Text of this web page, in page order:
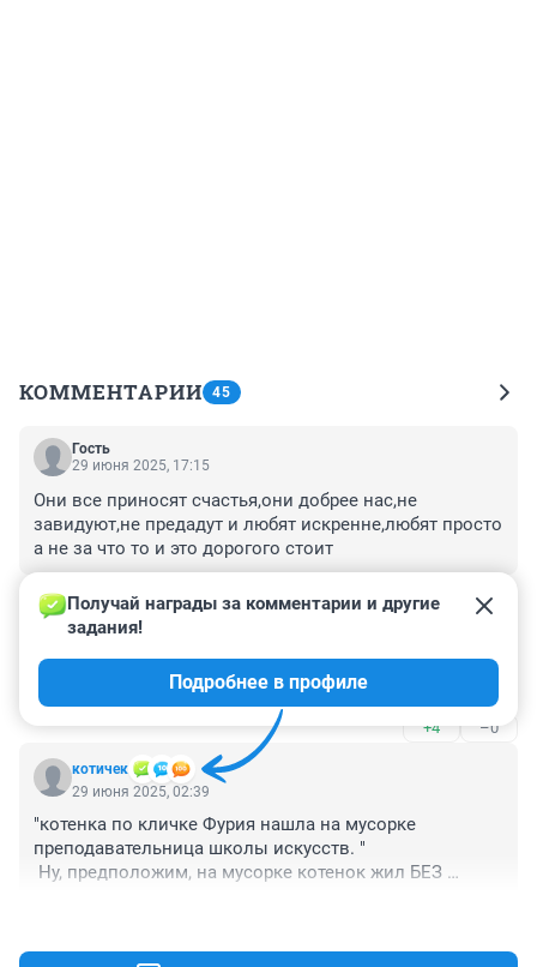
КОММЕНТАРИИ 45
Гость
29 июня 2025, 17:15
Они все приносят счастья,они добрее нас,не
завидуют,не предадут и любят искренне,любят просто
а не за что то и это дорогого стоит
Гость
Трехцветная, приносит в дом счастье.
+4 –0
котичек
Получай награды за комментарии и другие
задания!
Подробнее в профиле
29 июня 2025, 02:39
"котенка по кличке Фурия нашла на мусорке
преподавательница школы искусств. "
Ну, предположим, на мусорке котенок жил БЕЗ